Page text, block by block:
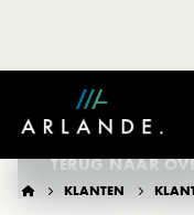
  KLANTEN 
TERUG NAAR